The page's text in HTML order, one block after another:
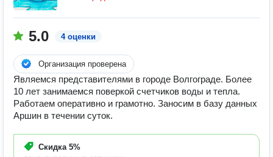
5.0 4 оценки
Организация проверена
Являемся представителями в городе Волгограде. Более
10 лет занимаемся поверкой счетчиков воды и тепла.
Работаем оперативно и грамотно. Заносим в базу данных
Аршин в течении суток.
Скидка 5%